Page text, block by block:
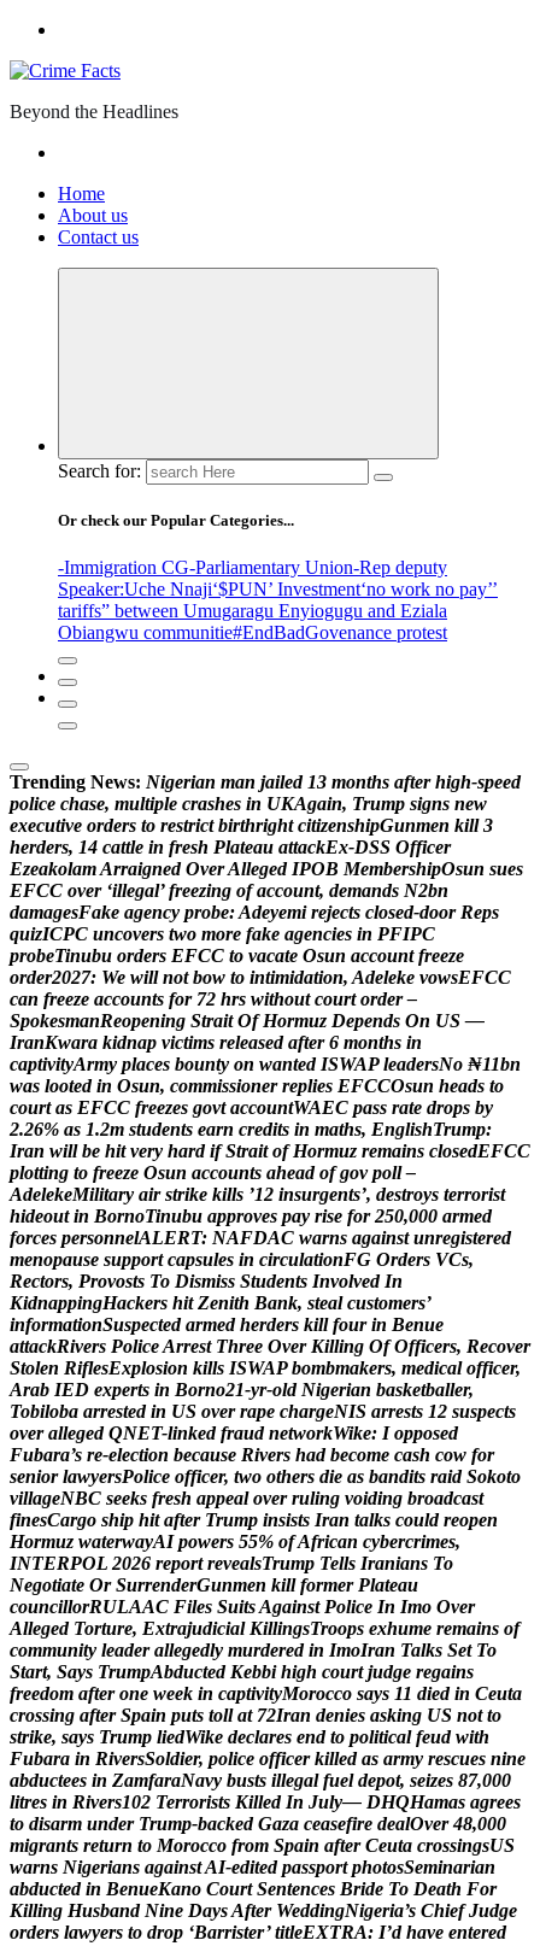
Beyond the Headlines
Home
About us
Contact us
Search for:
Or check our Popular Categories...
-Immigration CG-Parliamentary Union-Rep deputy
Speaker:Uche Nnaji‘$PUN’ Investment‘no work no pay’’
tariffs” between Umugaragu Enyiogugu and Eziala
Obiangwu communitie#EndBadGovenance protest
Trending News: Nigerian man jailed 13 months after high-speed
police chase, multiple crashes in UKAgain, Trump signs new
executive orders to restrict birthright citizenshipGunmen kill 3
herders, 14 cattle in fresh Plateau attackEx-DSS Officer
EzeakolamArraigned OverAlleged IPOB MembershipOsun sues
EFCC over ‘illegal’ freezing of account, demands N2bn
damagesFake agency probe:Adeyemi rejects closed-door Reps
quizICPC uncovers two more fake agencies in PFIPC
probeTinubu orders EFCC to vacate Osun account freeze
order2027: We will not bow to intimidation, Adeleke vowsEFCC
can freeze accounts for 72 hrs without court order –
SpokesmanReopening Strait Of Hormuz Depends On US —
IranKwara kidnap victims released after 6 months in
captivityArmy places bounty on wanted ISWAP leadersNo ₦11bn
was looted in Osun, commissioner replies EFCCOsun heads to
court as EFCC freezes govt accountWAEC pass rate drops by
2.26% as 1.2m students earn credits in maths, EnglishTrump:
Iran will be hit very hard if Strait of Hormuz remains closedEFCC
plotting to freeze Osun accounts ahead of gov poll –
AdelekeMilitary air strike kills ’12 insurgents’, destroys terrorist
hideout in BornoTinubu approves pay rise for 250,000 armed
forces personnelALERT: NAFDAC warns against unregistered
menopause support capsules in circulationFG Orders VCs,
Rectors, Provosts To Dismiss Students Involved In
KidnappingHackers hit Zenith Bank, steal customers’
informationSuspected armed herders kill four in Benue
attackRivers PoliceArrest Three Over Killing Of Officers, Recover
Stolen RiflesExplosion kills ISWAP bombmakers, medical officer,
Arab IED experts in Borno21-yr-old Nigerian basketballer,
Tobiloba arrested in US over rape chargeNIS arrests 12 suspects
over alleged QNET-linked fraud networkWike: I opposed
Fubara’s re-election because Rivers had become cash cow for
senior lawyersPolice officer, two others die as bandits raid Sokoto
villageNBC seeks fresh appeal over ruling voiding broadcast
finesCargo ship hit after Trump insists Iran talks could reopen
Hormuz waterwayAI powers 55% ofAfrican cybercrimes,
INTERPOL 2026 report revealsTrump Tells Iranians To
Negotiate Or SurrenderGunmen kill former Plateau
councillorRULAAC Files SuitsAgainst Police In Imo Over
Alleged Torture, Extrajudicial KillingsTroops exhume remains of
community leader allegedly murdered in ImoIran Talks Set To
Start, Says TrumpAbducted Kebbi high court judge regains
freedom after one week in captivityMorocco says 11 died in Ceuta
crossing after Spain puts toll at 72Iran denies asking US not to
strike, says Trump liedWike declares end to political feud with
Fubara in RiversSoldier, police officer killed as army rescues nine
abductees in ZamfaraNavy busts illegal fuel depot, seizes 87,000
litres in Rivers102 Terrorists Killed In July— DHQHamas agrees
to disarm under Trump-backed Gaza ceasefire dealOver 48,000
migrants return to Morocco from Spain after Ceuta crossingsUS
warns Nigerians againstAI-edited passport photosSeminarian
abducted in BenueKano Court Sentences Bride To Death For
Killing Husband Nine DaysAfter WeddingNigeria’s Chief Judge
orders lawyers to drop ‘Barrister’ titleEXTRA: I’d have entered